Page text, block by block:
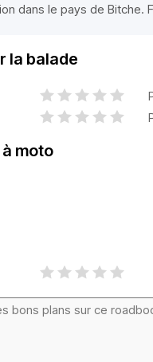
dans le pays de Bitche.
la balade
moto